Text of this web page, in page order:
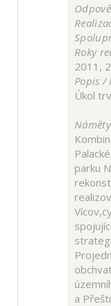
Roky
2011,
Popis /
Úkol
parku
a